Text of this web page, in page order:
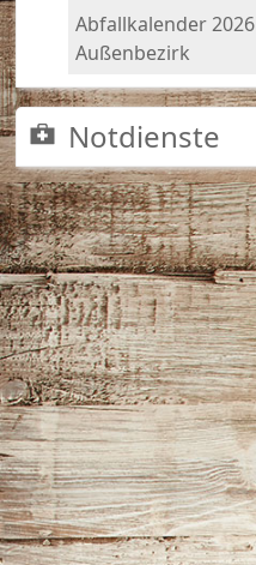
Abfallkalender 2026
Außenbezirk
Notdienste